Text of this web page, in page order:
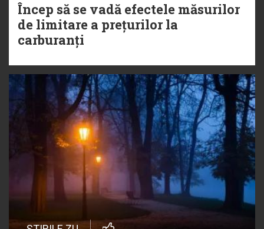
Încep să se vadă efectele măsurilor
de limitare a prețurilor la
carburanți